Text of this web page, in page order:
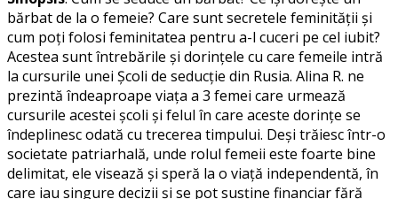
bărbat de la o femeie? Care sunt secretele feminității și
cum poți folosi feminitatea pentru a-l cuceri pe cel iubit?
Acestea sunt întrebările și dorințele cu care femeile intră
la cursurile unei Școli de seducție din Rusia. Alina R. ne
prezintă îndeaproape viața a 3 femei care urmează
cursurile acestei școli și felul în care aceste dorințe se
îndeplinesc odată cu trecerea timpului. Deși trăiesc într-o
societate patriarhală, unde rolul femeii este foarte bine
delimitat, ele visează și speră la o viață independentă, în
care iau singure decizii și se pot susține financiar fără